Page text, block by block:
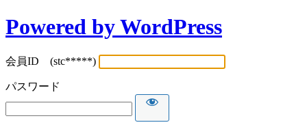
Powered by WordPress
会員ID (stc*****)
パスワード